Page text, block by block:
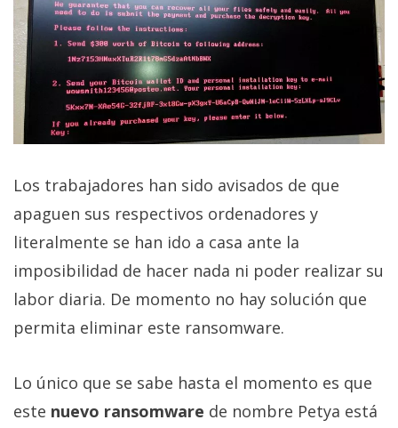
Los trabajadores han sido avisados de que
apaguen sus respectivos ordenadores y
literalmente se han ido a casa ante la
imposibilidad de hacer nada ni poder realizar su
labor diaria. De momento no hay solución que
permita eliminar este ransomware.
Lo único que se sabe hasta el momento es que
este nuevo ransomware de nombre Petya está